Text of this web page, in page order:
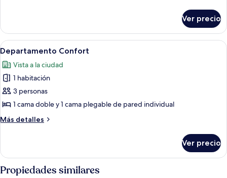
Confort
Ver precio
Abrir
todas
las
fotos
de
Departamento
Confort
Un dormitorio con cama, escritorio,
10
Departamento Confort
Vista a la ciudad
1 habitación
3 personas
1 cama doble y 1 cama plegable de pared individual
Más detalles
Más
Confort
Ver precio
Propiedades similares